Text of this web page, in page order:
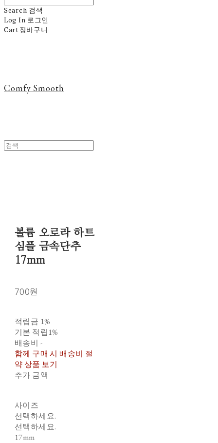
Search 검색
Log In 로그인
Cart장바구니
Comfy Smooth
볼륨 오로라 하트
심플 금속단추
17mm
700원
적립금 1%
기본 적립1%
배송비 -
함께 구매 시 배송비 절
약 상품 보기
추가 금액
사이즈
선택하세요.
선택하세요.
17mm